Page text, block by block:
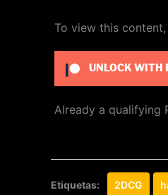
To view this
UNLOCK WITH
Already a qualifying
Etiquetas: 2DCG